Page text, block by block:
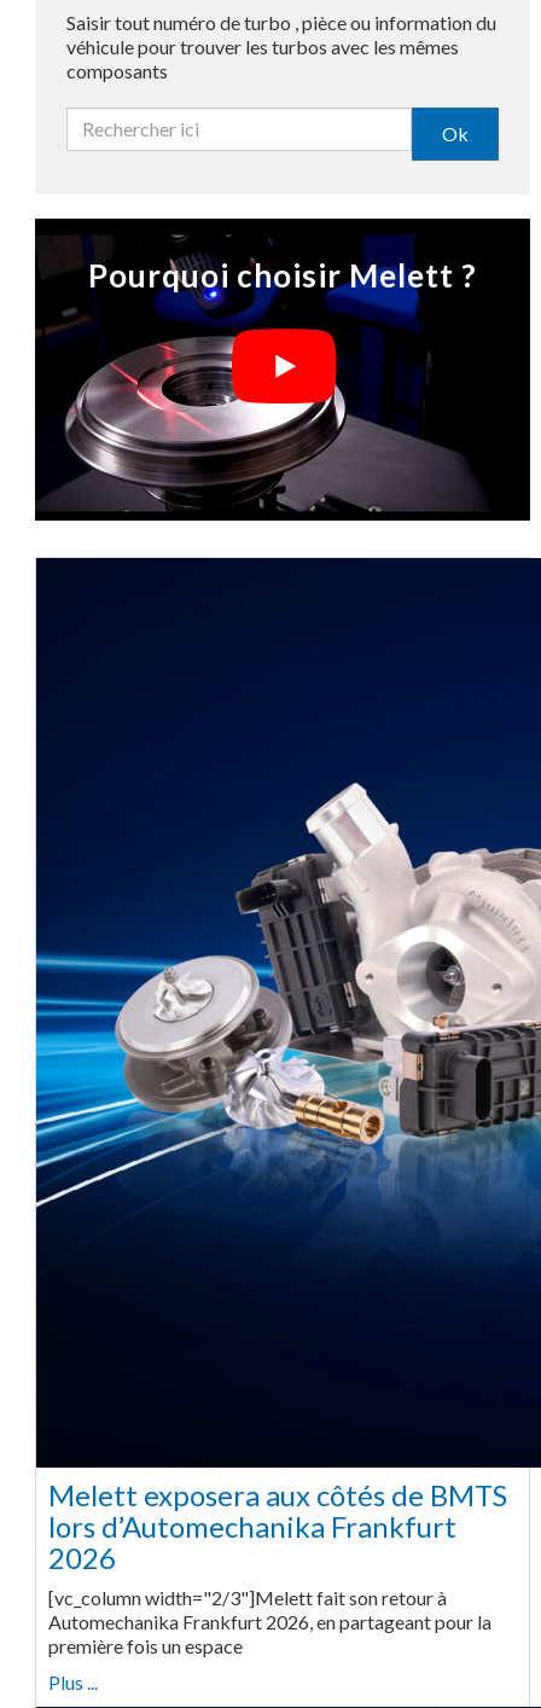
Saisir tout numéro de turbo , pièce ou information du
véhicule pour trouver les turbos avec les mêmes
composants
Ok
Pourquoi choisir Melett ?
Melett exposera aux côtés de BMTS
lors d’Automechanika Frankfurt
2026
[vc_column width="2/3"]Melett fait son retour à
Automechanika Frankfurt 2026, en partageant pour la
première fois un espace
Plus ...